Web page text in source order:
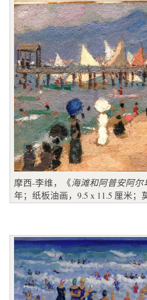
摩西-李维，《海滩和阿普安阿尔
年；纸板油画，9.5 x 11.5 厘米；